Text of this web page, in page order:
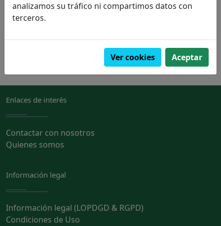
Enlaces de interés
Contactar con nosotros
Quienes somos
Información legal
Información legal (LOPDGD & RGPD)
Condiciones de Uso
analizamos su tráfico ni compartimos datos con
terceros.
Ver cookies Aceptar